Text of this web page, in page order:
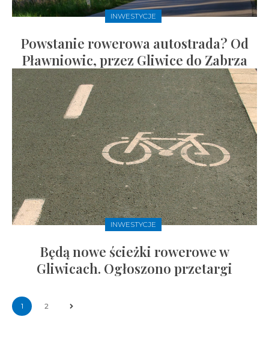
INWESTYCJE
Powstanie rowerowa autostrada? Od
Pławniowic, przez Gliwice do Zabrza
INWESTYCJE
Będą nowe ścieżki rowerowe w
Gliwicach. Ogłoszono przetargi
1 2